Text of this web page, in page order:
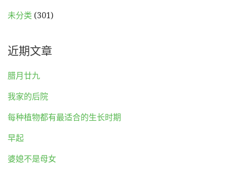
未分类 (301)
近期文章
腊月廿九
我家的后院
每种植物都有最适合的生长时期
早起
婆媳不是母女